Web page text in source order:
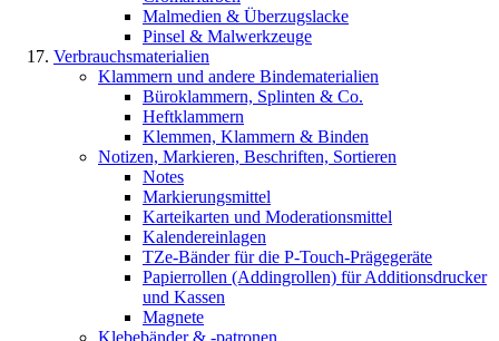
Malmedien & Überzugslacke
Pinsel & Malwerkzeuge
Verbrauchsmaterialien
Klammern und andere Bindematerialien
Büroklammern, Splinten & Co.
Heftklammern
Klemmen, Klammern & Binden
Notizen, Markieren, Beschriften, Sortieren
Notes
Markierungsmittel
Karteikarten und Moderationsmittel
Kalendereinlagen
TZe-Bänder für die P-Touch-Prägegeräte
Papierrollen (Addingrollen) für Additionsdrucker
und Kassen
Magnete
Klebebänder & -patronen